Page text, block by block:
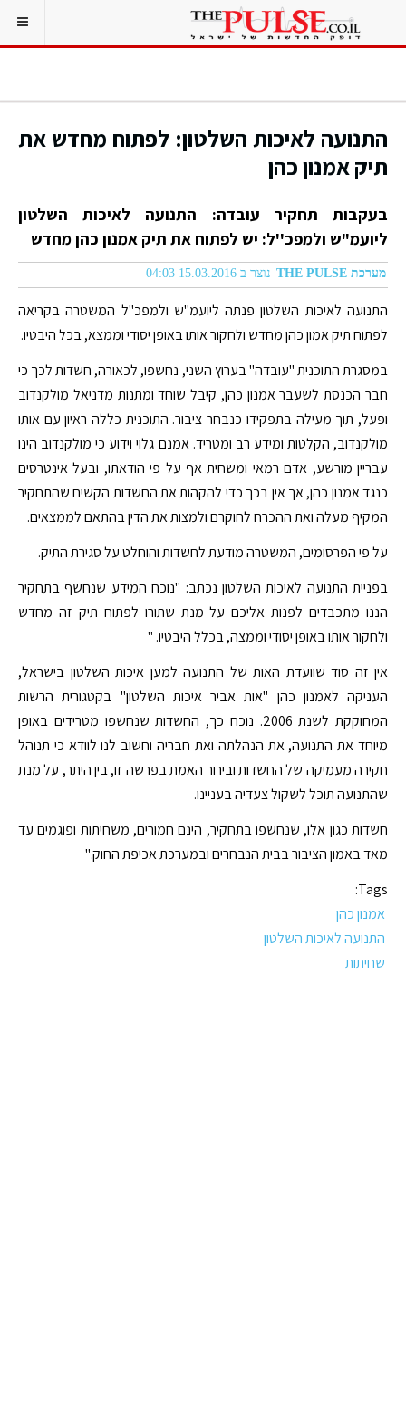
התנועה לאיכות השלטון: לפתוח מחדש את
תיק אמנון כהן
בעקבות תחקיר עובדה: התנועה לאיכות השלטון
ליועמ"ש ולמפכ''ל: יש לפתוח את תיק אמנון כהן מחדש
מערכת THE PULSE נוצר ב 15.03.2016 04:03
התנועה לאיכות השלטון פנתה ליועמ"ש ולמפכ"ל המשטרה בקריאה
לפתוח תיק אמון כהן מחדש ולחקור אותו באופן יסודי וממצא, בכל היבטיו.
במסגרת התוכנית "עובדה" בערוץ השני, נחשפו, לכאורה, חשדות לכך כי
חבר הכנסת לשעבר אמנון כהן, קיבל שוחד ומתנות מדניאל מולקנדוב
ופעל, תוך מעילה בתפקידו כנבחר ציבור. התוכנית כללה ראיון עם אותו
מולקנדוב, הקלטות ומידע רב ומטריד. אמנם גלוי וידוע כי מולקנדוב הינו
עבריין מורשע, אדם רמאי ומשחית אף על פי הודאתו, ובעל אינטרסים
כנגד אמנון כהן, אך אין בכך כדי להקהות את החשדות הקשים שהתחקיר
המקיף מעלה ואת ההכרח לחוקרם ולמצות את הדין בהתאם לממצאים.
על פי הפרסומים, המשטרה מודעת לחשדות והוחלט על סגירת התיק.
בפניית התנועה לאיכות השלטון נכתב: "נוכח המידע שנחשף בתחקיר
הננו מתכבדים לפנות אליכם על מנת שתורו לפתוח תיק זה מחדש
ולחקור אותו באופן יסודי וממצה, בכלל היבטיו. "
אין זה סוד שוועדת האות של התנועה למען איכות השלטון בישראל,
העניקה לאמנון כהן "אות אביר איכות השלטון" בקטגורית הרשות
המחוקקת לשנת 2006. נוכח כך, החשדות שנחשפו מטרידים באופן
מיוחד את התנועה, את הנהלתה ואת חבריה וחשוב לנו לוודא כי תנוהל
חקירה מעמיקה של החשדות ובירור האמת בפרשה זו, בין היתר, על מנת
שהתנועה תוכל לשקול צעדיה בעניינו.
חשדות כגון אלו, שנחשפו בתחקיר, הינם חמורים, משחיתות ופוגמים עד
מאד באמון הציבור בבית הנבחרים ובמערכת אכיפת החוק."
Tags:
אמנון כהן
התנועה לאיכות השלטון
שחיתות